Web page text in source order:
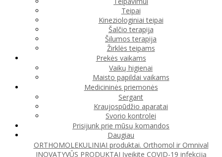
Teipai
Kineziologiniai teipai
Šalčio terapija
Šilumos terapija
Žirklės teipams
Prekės vaikams
Vaikų higienai
Maisto papildai vaikams
Medicininės priemonės
Sergant
Kraujospūdžio aparatai
Svorio kontrolei
Prisijunk prie mūsų komandos
Daugiau
ORTHOMOLEKULINIAI produktai. Orthomol ir Omnival
INOVATYVŪS PRODUKTAI Įveikite COVID-19 infekciją